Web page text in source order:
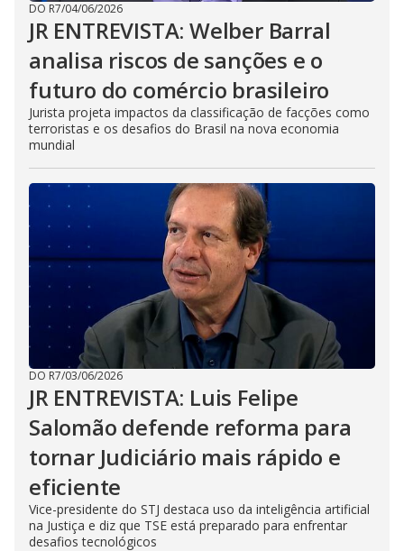
DO R7/04/06/2026
JR ENTREVISTA: Welber Barral
analisa riscos de sanções e o
futuro do comércio brasileiro
Jurista projeta impactos da classificação de facções como
terroristas e os desafios do Brasil na nova economia
mundial
DO R7/03/06/2026
JR ENTREVISTA: Luis Felipe
Salomão defende reforma para
tornar Judiciário mais rápido e
eficiente
Vice-presidente do STJ destaca uso da inteligência artificial
na Justiça e diz que TSE está preparado para enfrentar
desafios tecnológicos